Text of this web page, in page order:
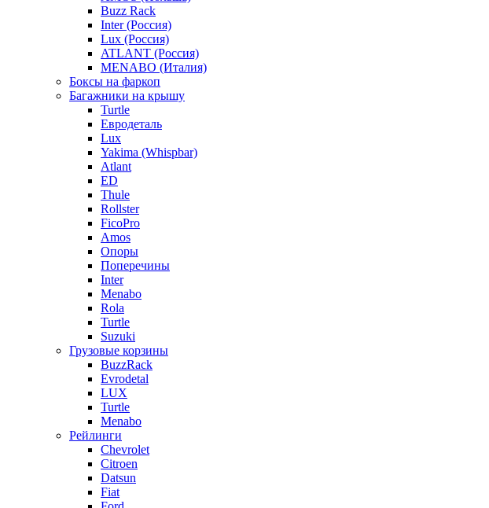
Buzz Rack
Inter (Россия)
Lux (Россия)
ATLANT (Россия)
MENABO (Италия)
Боксы на фаркоп
Багажники на крышу
Turtle
Евродеталь
Lux
Yakima (Whispbar)
Atlant
ED
Thule
Rollster
FicoPro
Amos
Опоры
Поперечины
Inter
Menabo
Rola
Turtle
Suzuki
Грузовые корзины
BuzzRack
Evrodetal
LUX
Turtle
Menabo
Рейлинги
Chevrolet
Citroen
Datsun
Fiat